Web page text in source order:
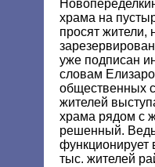
храма на
просят жители,
уже подписан
словам
общественных
жителей
храма рядом с
решенный.
функционирует
тыс. жителей